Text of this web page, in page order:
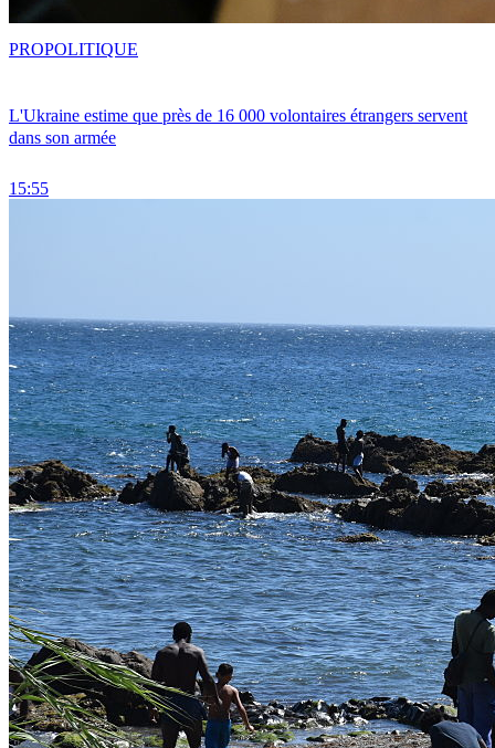
L'Ukraine estime que près de 16 000 volontaires étrangers servent
dans son armée
15:55
PROPOLITIQUE